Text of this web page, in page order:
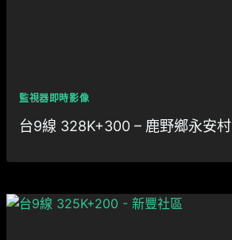
監視器即時影像
台9線 328K+300 – 鹿野鄉永安村